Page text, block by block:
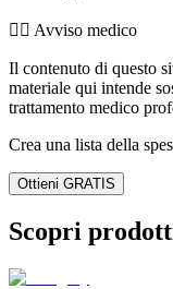
👨‍⚕️️ Avviso medico
Il contenuto di questo
materiale qui intende
trattamento medico
Crea una lista della
Ottieni GRATIS
Scopri